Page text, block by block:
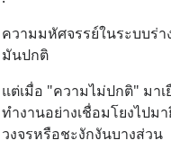
ความมหัศจรรย์ในระบบร่า
มันปกติ
แต่เมื่อ "ความไม่ปกติ" มา
ทำงานอย่างเชื่อมโยงไป
วงจรหรือชะงักงันบางส่วน